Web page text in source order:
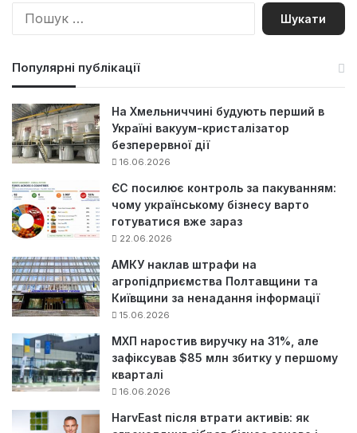
П
Популярні публікації
На Хмельниччині будують перший в
Україні вакуум-кристалізатор
безперервної дії
16.06.2026
ЄС посилює контроль за пакуванням:
чому українському бізнесу варто
готуватися вже зараз
22.06.2026
АМКУ наклав штрафи на
агропідприємства Полтавщини та
Київщини за ненадання інформації
15.06.2026
МХП наростив виручку на 31%, але
зафіксував $85 млн збитку у першому
кварталі
16.06.2026
HarvEast після втрати активів: як